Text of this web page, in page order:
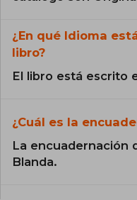
¿En qué Idioma
libro?
El libro está escrito
¿Cuál es la
La encuadernación
Blanda.